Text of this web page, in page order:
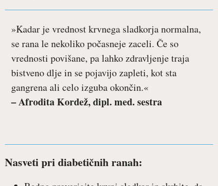
»Kadar je vrednost krvnega sladkorja normalna,
se rana le nekoliko počasneje zaceli. Če so
vrednosti povišane, pa lahko zdravljenje traja
bistveno dlje in se pojavijo zapleti, kot sta
gangrena ali celo izguba okončin.«
– Afrodita Kordež, dipl. med. sestra
Nasveti pri diabetičnih ranah: